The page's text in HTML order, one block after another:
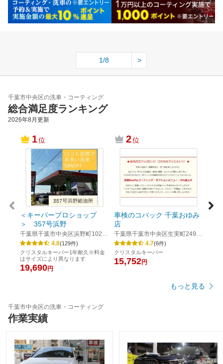
1/8 >
千葉市中央区の洗車・コーティング
総合満足度ランキング
2026年8月更新
1位
＜キーパープロショップ
＞ 357号浜野
千葉県千葉市中央区浜野町1025-
258
4.8(129件)
クリスタルキーパー1年耐久※料金
はサイズにより異なります
19,690円
2位
車検のコバック 千葉おゆみ
店
千葉県千葉市中央区生実町2498-
1
4.7(6件)
クリスタルキーパー
15,752円
もっと見る
千葉市中央区の洗車・コーティング
作業実績